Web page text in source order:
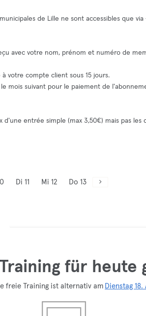
municipales de Lille ne sont accessibles que
avec votre nom, prénom et numéro de
votre compte client sous 15 jours.
mois suivant pour le paiement de
d'une entrée simple (max 3,50€) mais pas les
Di 11 Mi 12 Do 13
für heute
freie Training ist alternativ am Dienstag 18.